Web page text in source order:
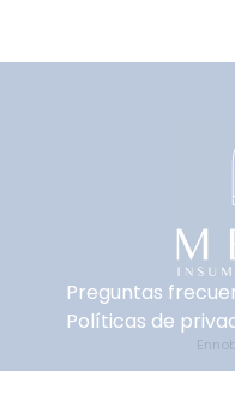
Preguntas
Políticas de